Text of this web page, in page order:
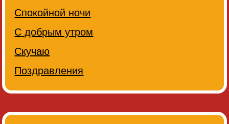
Спокойной ночи
С добрым утром
Скучаю
Поздравления